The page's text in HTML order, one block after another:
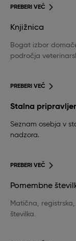
PREBERI VEČ
Knjižnica
Bogat izbor
področja
PREBERI VEČ
Stalna
Seznam osebja v
nadzora.
PREBERI VEČ
Pomembne
Matična,
številka.